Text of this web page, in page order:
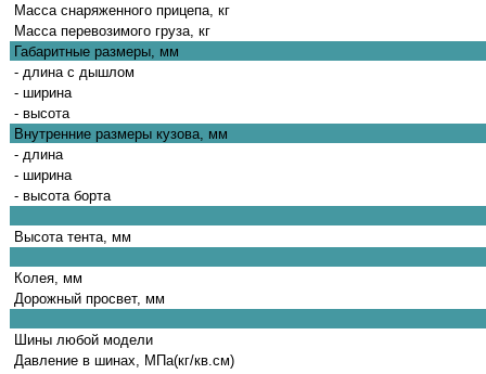
Масса снаряженного прицепа, кг
Масса перевозимого груза, кг
Габаритные размеры, мм
- длина с дышлом
- ширина
- высота
Внутренние размеры кузова, мм
- длина
- ширина
- высота борта
Высота тента, мм
Колея, мм
Дорожный просвет, мм
Шины любой модели
Давление в шинах, МПа(кг/кв.см)